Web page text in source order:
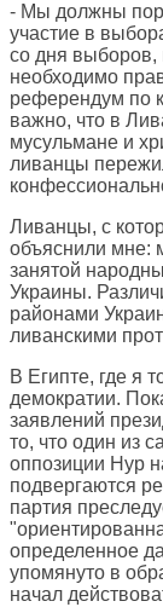
- Мы должны
участие в
со дня выборов,
необходимо
референдум по
важно, что в
мусульмане и
ливанцы
Ливанцы, с
объяснили мне:
занятой
Украины.
районами
ливанскими
В Египте, где я
демократии.
заявлений
то, что один из
оппозиции Нур
подвергаются
партия
определенное
упомянуто в
начал